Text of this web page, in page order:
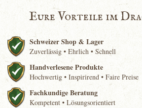
Eure Vorteile im
Schweizer Shop & Lager
Zuverlässig • Ehrlich • Schnell
Handverlesene Produkte
Hochwertig • Inspirirend • Faire Preise
Fachkundige Beratung
Kompetent • Lösungsorientiert